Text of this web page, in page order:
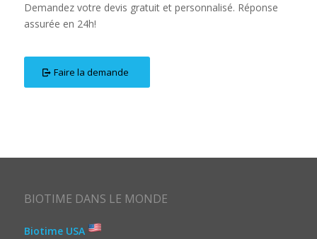
Demandez votre devis gratuit et personnalisé. Réponse
assurée en 24h!
Faire la demande
BIOTIME DANS LE MONDE
Biotime USA